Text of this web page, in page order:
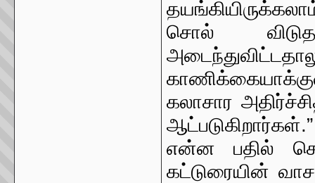
சொல்
கலாசார
என்ன பதில்
கட்டுரையின்